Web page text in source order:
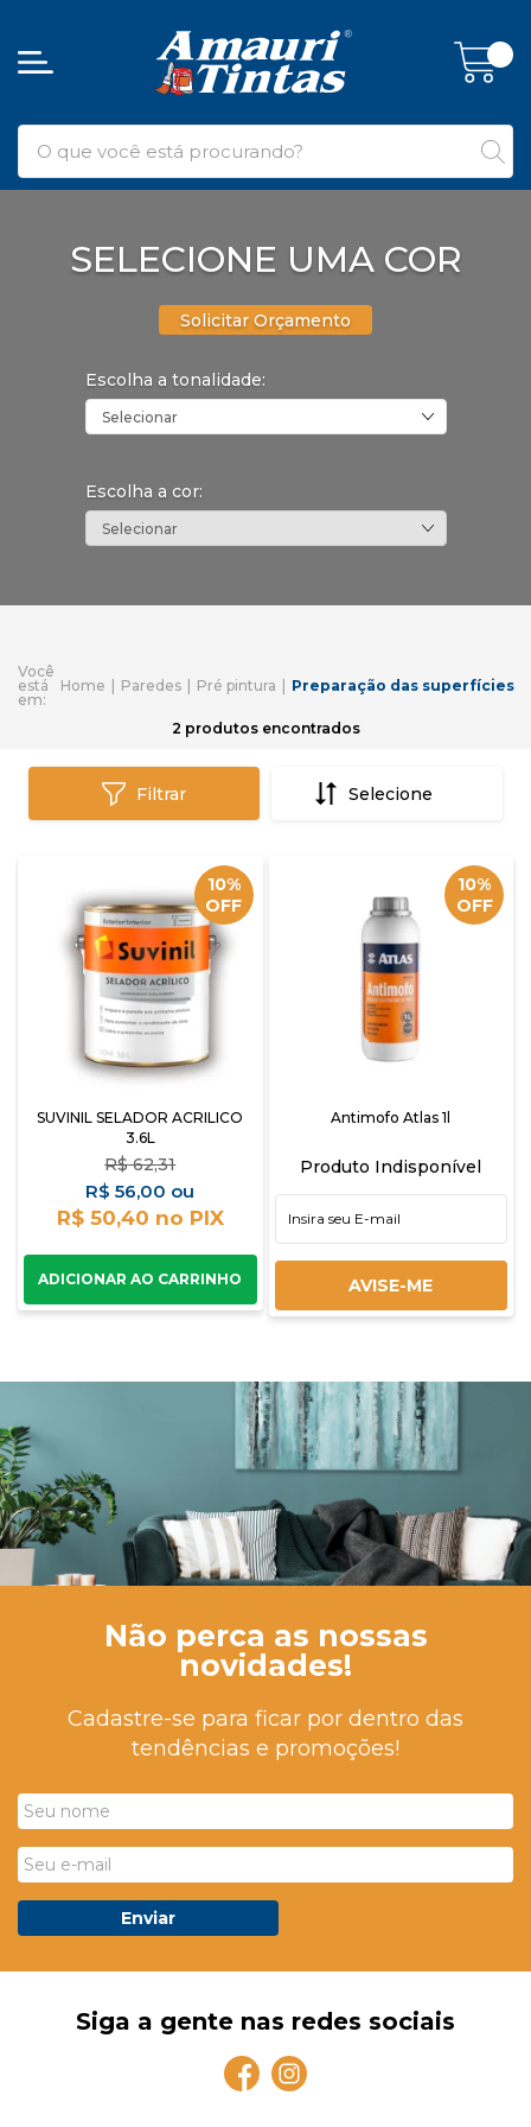
SELECIONE UMA COR
Solicitar Orçamento
Escolha a tonalidade:
Selecionar
Escolha a cor:
Selecionar
Home Paredes Pré pintura Preparação das superfícies
2 produtos encontrados
Filtrar
10%
OFF
SUVINIL SELADOR ACRILICO
3.6L
R$ 62,31
R$ 56,00
R$ 50,40
10%
OFF
Antimofo Atlas 1l
Produto Indisponível
Não perca as nossas
novidades!
Cadastre-se para ficar por dentro das
tendências e promoções!
Enviar
Siga a gente nas redes sociais